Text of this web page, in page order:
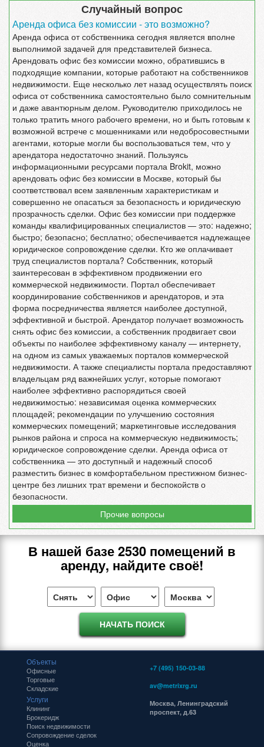
Случайный вопрос
Аренда офиса без комиссии - это возможно?
Аренда офиса от собственника сегодня является вполне
выполнимой задачей для представителей бизнеса.
Арендовать офис без комиссии можно, обратившись в
подходящие компании, которые работают на собственников
недвижимости. Еще несколько лет назад осуществлять поиск
офиса от собственника самостоятельно было сомнительным
и даже авантюрным делом. Руководителю приходилось не
только тратить много рабочего времени, но и быть готовым к
возможной встрече с мошенниками или недобросовестными
агентами, которые могли бы воспользоваться тем, что у
арендатора недостаточно знаний. Пользуясь
информационными ресурсами портала Brokit, можно
арендовать офис без комиссии в Москве, который бы
соответствовал всем заявленным характеристикам и
совершенно не опасаться за безопасность и юридическую
прозрачность сделки. Офис без комиссии при поддержке
команды квалифицированных специалистов — это: надежно;
быстро; безопасно; бесплатно; обеспечивается надлежащее
юридическое сопровождение сделки. Кто же оплачивает
труд специалистов портала? Собственник, который
заинтересован в эффективном продвижении его
коммерческой недвижимости. Портал обеспечивает
координирование собственников и арендаторов, и эта
форма посредничества является наиболее доступной,
эффективной и быстрой. Арендатор получает возможность
снять офис без комиссии, а собственник продвигает свои
объекты по наиболее эффективному каналу — интернету,
на одном из самых уважаемых порталов коммерческой
недвижимости. А также специалисты портала предоставляют
владельцам ряд важнейших услуг, которые помогают
наиболее эффективно распорядиться своей
недвижимостью: независимая оценка коммерческих
площадей; рекомендации по улучшению состояния
коммерческих помещений; маркетинговые исследования
рынков района и спроса на коммерческую недвижимость;
юридическое сопровождение сделки. Аренда офиса от
собственника — это доступный и надежный способ
разместить бизнес в комфортабельном престижном бизнес-
центре без лишних трат времени и беспокойств о
безопасности.
Прочие вопросы
В нашей базе2530 помещений в
аренду, найдите своё!
Объекты
Офисные
Торговые
Складские
Услуги
Клининг
Брокеридж
Поиск недвижимости
Сопровождение сделок
Оценка
+7 (495) 150-03-88
av@metrixrg.ru
Москва, Ленинградский
проспект, д.63